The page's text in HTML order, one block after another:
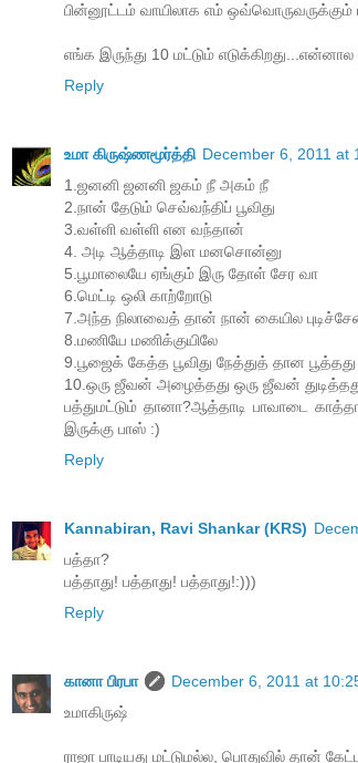
பின்னூட்டம் வாயிலாக எம்
எங்க இருந்து 10 மட்டும் எடுக்கிறது...என்னால
Reply
உமா கிருஷ்ணமூர்த்தி December 6, 2011 at
1.ஜனனி ஜனனி ஜகம் நீ அகம் நீ
2.நான் தேடும் செவ்வந்திப் பூவிது
3.வள்ளி வள்ளி என வந்தான்
4. அடி ஆத்தாடி இள மனசொன்னு
5.பூமாலையே ஏங்கும் இரு தோள் சேர வா
6.மெட்டி ஒலி காற்றோடு
7.அந்த நிலாவைத் தான் நான் கையில
8.மணியே மணிக்குயிலே
9.பூஜைக் கேத்த பூவிது நேத்துத் தான பூத்தது
10.ஒரு ஜீவன் அழைத்தது ஒரு ஜீவன்
பத்துமட்டும் தானா?ஆத்தாடி பாவாடை
இருக்கு பாஸ் :)
Reply
Kannabiran, Ravi Shankar (KRS)
பத்தா?
பத்தாது! பத்தாது! பத்தாது!:)))
Reply
கானா பிரபா
December 6, 2011 at
உமாகிருஷ்
ராஜா பாடியது மட்டுமல்ல, பொதுவில் தான்